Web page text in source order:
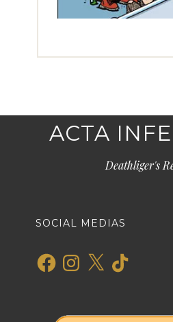
ACTA
Deathliger's
SOCIAL MEDIAS
FacebookInstagram
X TikTok